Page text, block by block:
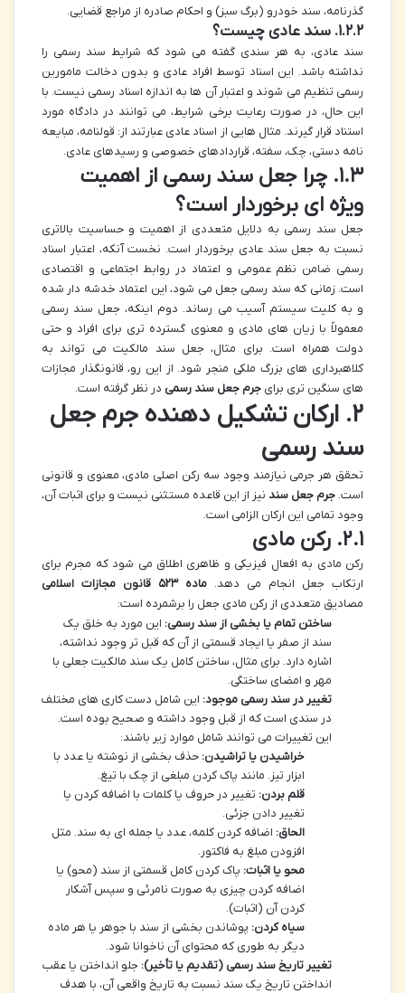
گذرنامه، سند خودرو (برگ سبز) و احکام صادره از مراجع قضایی.
۱.۲.۲. سند عادی چیست؟
سند عادی، به هر سندی گفته می شود که شرایط سند رسمی را
نداشته باشد. این اسناد توسط افراد عادی و بدون دخالت مامورین
رسمی تنظیم می شوند و اعتبار آن ها به اندازه اسناد رسمی نیست. با
این حال، در صورت رعایت برخی شرایط، می توانند در دادگاه مورد
استناد قرار گیرند. مثال هایی از اسناد عادی عبارتند از: قولنامه، مبایعه
نامه دستی، چک، سفته، قراردادهای خصوصی و رسیدهای عادی.
۱.۳. چرا جعل سند رسمی از اهمیت
ویژه ای برخوردار است؟
جعل سند رسمی به دلایل متعددی از اهمیت و حساسیت بالاتری
نسبت به جعل سند عادی برخوردار است. نخست آنکه، اعتبار اسناد
رسمی ضامن نظم عمومی و اعتماد در روابط اجتماعی و اقتصادی
است. زمانی که سند رسمی جعل می شود، این اعتماد خدشه دار شده
و به کلیت سیستم آسیب می رساند. دوم اینکه، جعل سند رسمی
معمولاً با زیان های مادی و معنوی گسترده تری برای افراد و حتی
دولت همراه است. برای مثال، جعل سند مالکیت می تواند به
کلاهبرداری های بزرگ ملکی منجر شود. از این رو، قانونگذار مجازات
های سنگین تری برای جرم جعل سند رسمی در نظر گرفته است.
۲. ارکان تشکیل دهنده جرم جعل
سند رسمی
تحقق هر جرمی نیازمند وجود سه رکن اصلی مادی، معنوی و قانونی
است. جرم جعل سند نیز از این قاعده مستثنی نیست و برای اثبات آن،
وجود تمامی این ارکان الزامی است.
۲.۱. رکن مادی
رکن مادی به افعال فیزیکی و ظاهری اطلاق می شود که مجرم برای
ارتکاب جعل انجام می دهد. ماده ۵۲۳ قانون مجازات اسلامی
مصادیق متعددی از رکن مادی جعل را برشمرده است:
ساختن تمام یا بخشی از سند رسمی: این مورد به خلق یک
سند از صفر یا ایجاد قسمتی از آن که قبل تر وجود نداشته،
اشاره دارد. برای مثال، ساختن کامل یک سند مالکیت جعلی با
مهر و امضای ساختگی.
تغییر در سند رسمی موجود: این شامل دست کاری های مختلف
در سندی است که از قبل وجود داشته و صحیح بوده است.
این تغییرات می توانند شامل موارد زیر باشند:
خراشیدن یا تراشیدن: حذف بخشی از نوشته یا عدد با
ابزار تیز. مانند پاک کردن مبلغی از چک با تیغ.
قلم بردن: تغییر در حروف یا کلمات با اضافه کردن یا
تغییر دادن جزئی.
الحاق: اضافه کردن کلمه، عدد یا جمله ای به سند. مثل
افزودن مبلغ به فاکتور.
محو یا اثبات: پاک کردن کامل قسمتی از سند (محو) یا
اضافه کردن چیزی به صورت نامرئی و سپس آشکار
کردن آن (اثبات).
سیاه کردن: پوشاندن بخشی از سند با جوهر یا هر ماده
دیگر به طوری که محتوای آن ناخوانا شود.
تغییر تاریخ سند رسمی (تقدیم یا تأخیر): جلو انداختن یا عقب
انداختن تاریخ یک سند نسبت به تاریخ واقعی آن، با هدف